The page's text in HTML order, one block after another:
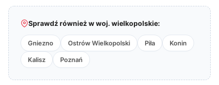
Sprawdź również w woj. wielkopolskie:
Gniezno Ostrów Wielkopolski Piła Konin
Kalisz Poznań